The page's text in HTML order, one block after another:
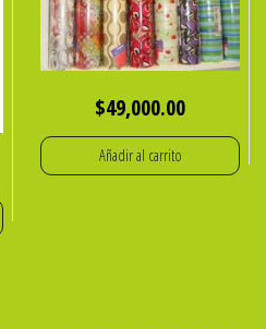
$49,000.00
Añadir al carrito